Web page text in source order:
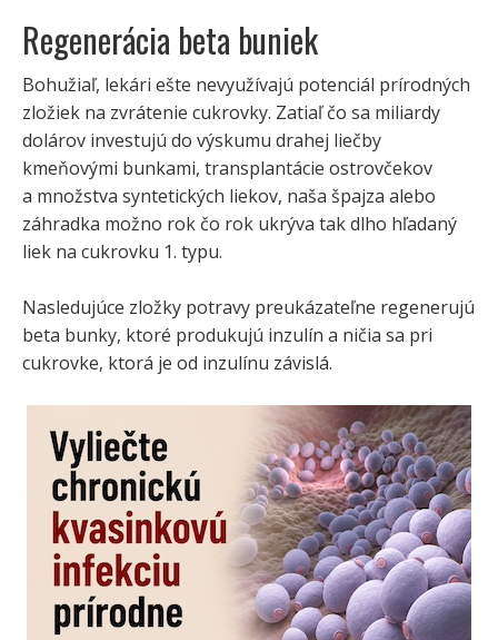
Regenerácia beta buniek
Bohužiaľ, lekári ešte nevyužívajú potenciál prírodných
zložiek na zvrátenie cukrovky. Zatiaľ čo sa miliardy
dolárov investujú do výskumu drahej liečby
kmeňovými bunkami, transplantácie ostrovčekov
a množstva syntetických liekov, naša špajza alebo
záhradka možno rok čo rok ukrýva tak dlho hľadaný
liek na cukrovku 1. typu.
Nasledujúce zložky potravy preukázateľne regenerujú
beta bunky, ktoré produkujú inzulín a ničia sa pri
cukrovke, ktorá je od inzulínu závislá.